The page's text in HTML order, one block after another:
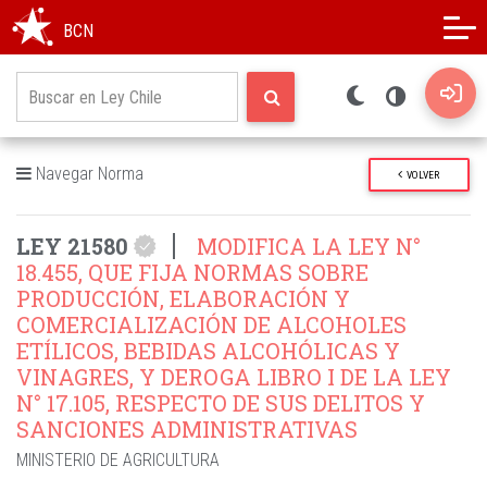
BCN
Navegar Norma VOLVER
LEY 21580
MODIFICA LA LEY N°
18.455, QUE FIJA NORMAS SOBRE
PRODUCCIÓN, ELABORACIÓN Y
COMERCIALIZACIÓN DE ALCOHOLES
ETÍLICOS, BEBIDAS ALCOHÓLICAS Y
VINAGRES, Y DEROGA LIBRO I DE LA LEY
N° 17.105, RESPECTO DE SUS DELITOS Y
SANCIONES ADMINISTRATIVAS
MINISTERIO DE AGRICULTURA